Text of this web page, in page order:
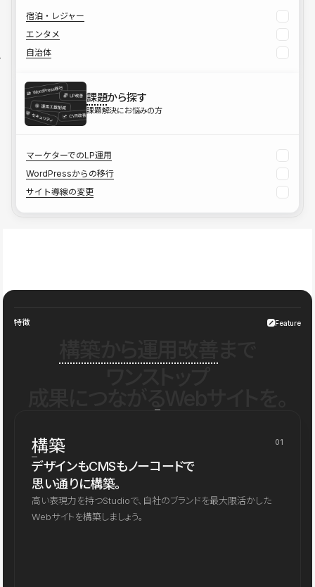
宿泊・レジャー
エンタメ
自治体
課題から探す
課題解決にお悩みの方
マーケターでのLP運用
WordPressからの移行
サイト導線の変更
特徴 Feature
構築 01
デザインもCMSもノーコードで
思い通りに構築。
高い表現力を持つStudioで、自社のブランドを最大限活かした
Webサイトを構築しましょう。